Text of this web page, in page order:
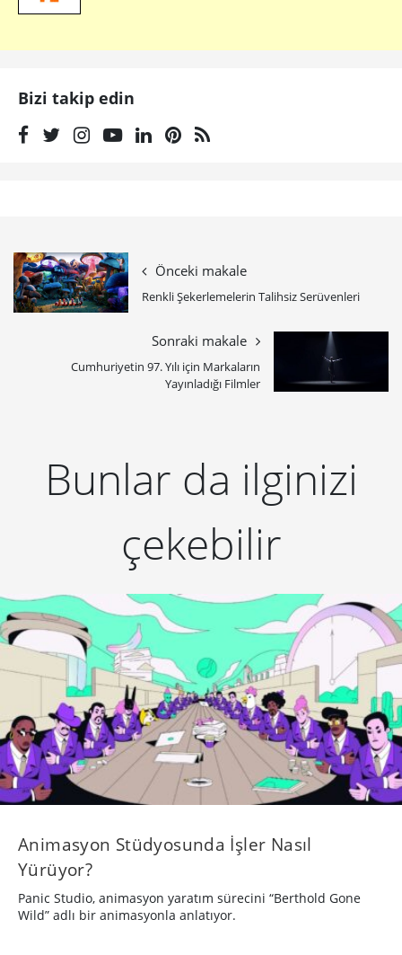
Bizi takip edin
Önceki makale
Renkli Şekerlemelerin Talihsiz Serüvenleri
Sonraki makale
Cumhuriyetin 97. Yılı için Markaların
Yayınladığı Filmler
Bunlar da ilginizi
çekebilir
Animasyon Stüdyosunda İşler Nasıl
Yürüyor?
Panic Studio, animasyon yaratım sürecini “Berthold Gone
Wild” adlı bir animasyonla anlatıyor.